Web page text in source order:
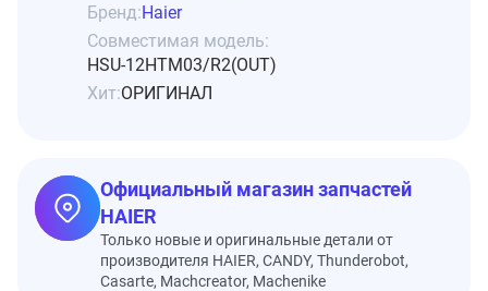
Бренд:Haier
Совместимая модель:
HSU-12HTM03/R2(OUT)
Хит:ОРИГИНАЛ
Официальный магазин запчастей
HAIER
Только новые и оригинальные детали от
производителя HAIER, CANDY, Thunderobot,
Casarte, Machcreator, Machenike